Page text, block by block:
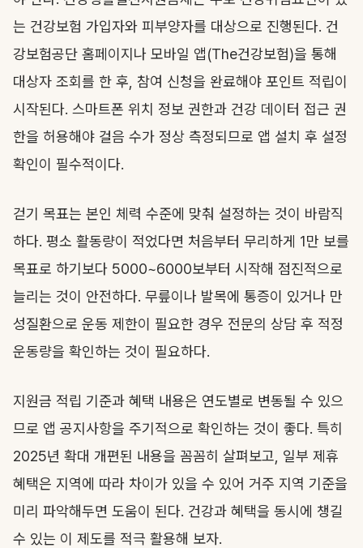
는 건강보험 가입자와 피부양자를 대상으로 진행된다. 건
강보험공단 홈페이지나 모바일 앱(The건강보험)을 통해
대상자 조회를 한 후, 참여 신청을 완료해야 포인트 적립이
시작된다. 스마트폰 위치 정보 권한과 건강 데이터 접근 권
한을 허용해야 걸음 수가 정상 측정되므로 앱 설치 후 설정
확인이 필수적이다.
걷기 목표는 본인 체력 수준에 맞춰 설정하는 것이 바람직
하다. 평소 활동량이 적었다면 처음부터 무리하게 1만 보를
목표로 하기보다 5000~6000보부터 시작해 점진적으로
늘리는 것이 안전하다. 무릎이나 발목에 통증이 있거나 만
성질환으로 운동 제한이 필요한 경우 전문의 상담 후 적정
운동량을 확인하는 것이 필요하다.
지원금 적립 기준과 혜택 내용은 연도별로 변동될 수 있으
므로 앱 공지사항을 주기적으로 확인하는 것이 좋다. 특히
2025년 확대 개편된 내용을 꼼꼼히 살펴보고, 일부 제휴
혜택은 지역에 따라 차이가 있을 수 있어 거주 지역 기준을
미리 파악해두면 도움이 된다. 건강과 혜택을 동시에 챙길
수 있는 이 제도를 적극 활용해 보자.